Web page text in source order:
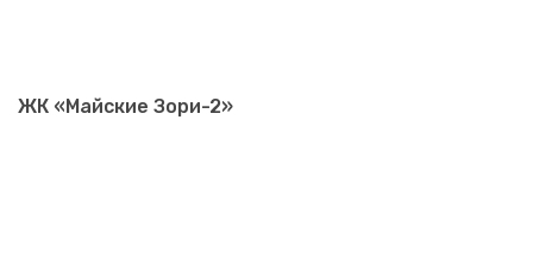
ЖК «Майские Зори-2»